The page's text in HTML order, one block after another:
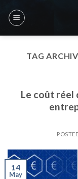
TAG
Le coût réel
14
May